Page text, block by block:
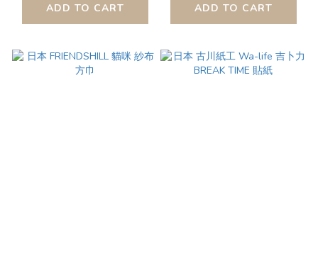
ADD TO CART ADD TO CART